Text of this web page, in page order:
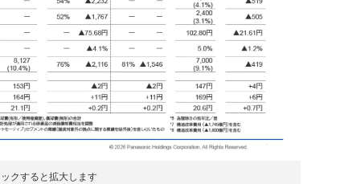
クすると拡大します